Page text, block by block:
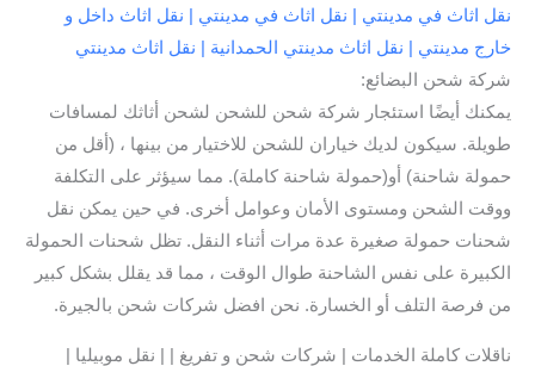
نقل اثاث في مدينتي | نقل اثاث في مدينتي | نقل اثاث داخل و
خارج مدينتي | نقل اثاث مدينتي الحمدانية | نقل اثاث مدينتي
شركة شحن البضائع:
يمكنك أيضًا استئجار شركة شحن للشحن لشحن أثاثك لمسافات
طويلة. سيكون لديك خياران للشحن للاختيار من بينها ، (أقل من
حمولة شاحنة) أو(حمولة شاحنة كاملة). مما سيؤثر على التكلفة
ووقت الشحن ومستوى الأمان وعوامل أخرى. في حين يمكن نقل
شحنات حمولة صغيرة عدة مرات أثناء النقل. تظل شحنات الحمولة
الكبيرة على نفس الشاحنة طوال الوقت ، مما قد يقلل بشكل كبير
من فرصة التلف أو الخسارة. نحن افضل شركات شحن بالجيرة.
ناقلات كاملة الخدمات | شركات شحن و تفريغ | | نقل موبيليا |